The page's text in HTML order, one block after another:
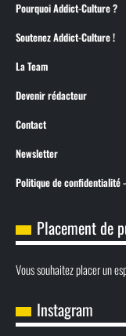
Pourquoi Addict-Culture ?
Soutenez Addict-Culture !
La Team
Devenir rédacteur
Contact
Newsletter
Politique de confidentialité
Placement de
Vous souhaitez placer un
Instagram